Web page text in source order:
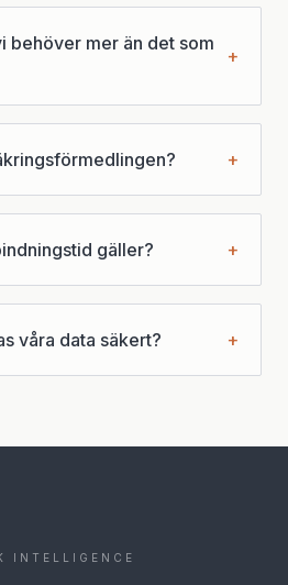
behöver mer än det som
+
+
gäller? +
våra data säkert? +
INTELLIGENCE